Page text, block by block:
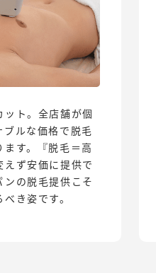
ト。全店舗が個
ルな価格で脱毛
す。『脱毛＝高
ず安価に提供で
ンの脱毛提供こそ
き姿です。